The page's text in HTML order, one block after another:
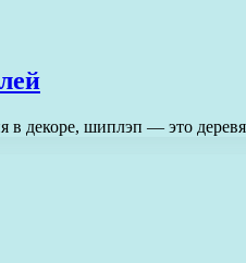
в декоре, шиплэп — это